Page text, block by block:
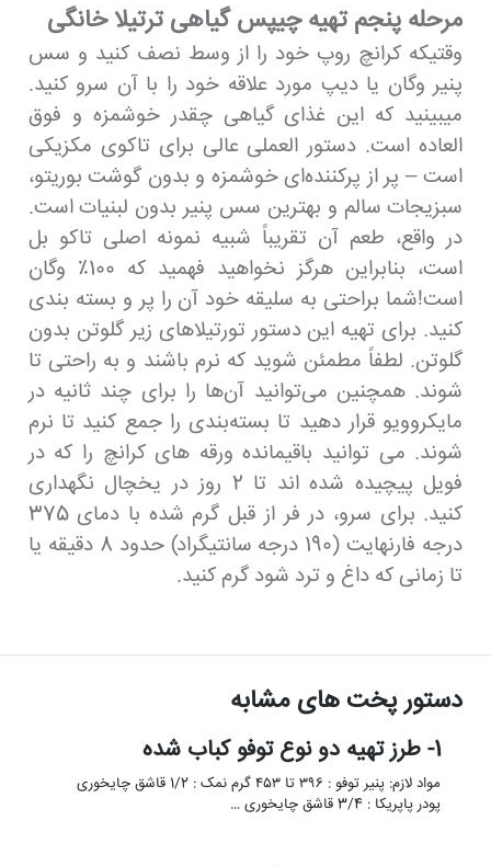
مرحله پنجم تهیه چیپس گیاهی ترتیلا خانگی
وقتیکه کرانچ روپ خود را از وسط نصف کنید و سس
پنیر وگان یا دیپ مورد علاقه خود را با آن سرو کنید.
میبینید که این غذای گیاهی چقدر خوشمزه و فوق
العاده است. دستور العملی عالی برای تاکوی مکزیکی
است – پر از پرکننده‌ای خوشمزه و بدون گوشت بوریتو،
سبزیجات سالم و بهترین سس پنیر بدون لبنیات است.
در واقع، طعم آن تقریباً شبیه نمونه اصلی تاکو بل
است، بنابراین هرگز نخواهید فهمید که 100٪ وگان
است!شما براحتی به سلیقه خود آن را پر و بسته بندی
کنید. برای تهیه این دستور تورتیلاهای زیر گلوتن بدون
گلوتن. لطفاً مطمئن شوید که نرم باشند و به راحتی تا
شوند. همچنین می‌توانید آن‌ها را برای چند ثانیه در
مایکروویو قرار دهید تا بسته‌بندی را جمع کنید تا نرم
شوند. می توانید باقیمانده ورقه های کرانچ را که در
فویل پیچیده شده اند تا 2 روز در یخچال نگهداری
کنید. برای سرو، در فر از قبل گرم شده با دمای 375
درجه فارنهایت (190 درجه سانتیگراد) حدود 8 دقیقه یا
تا زمانی که داغ و ترد شود گرم کنید.
دستور پخت های مشابه
1- طرز تهیه دو نوع توفو کباب شده
مواد لازم: پنیر توفو : ۳۹۶ تا ۴۵۳ گرم نمک : 1/2 قاشق چایخوری
پودر پاپریکا : 3/4 قاشق چایخوری …